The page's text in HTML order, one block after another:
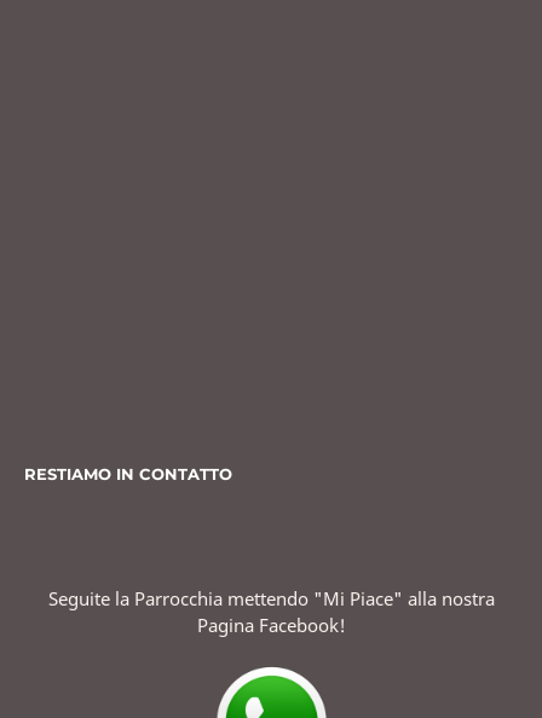
RESTIAMO IN CONTATTO
Seguite la Parrocchia mettendo "Mi Piace" alla nostra
Pagina Facebook!